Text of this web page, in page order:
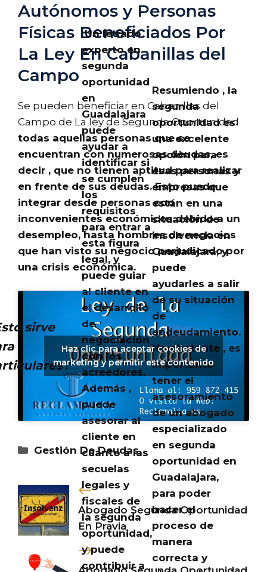
Autónomos y Personas
Físicas Beneficiados Por
La Ley En Cabanillas del
Campo
Se pueden beneficiar en Cabanillas del
Campo de La ley de Segunda Oportunidad
todas aquellas personas que se
encuentran con numerosas deudas, es
decir , que no tienen aptitud para realizar
en frente de sus deudas. Esto puede
integrar desde personas con
inconvenientes económicos debido a un
desempleo, hasta hombres de negocios
que han visto su negocio perjudicado por
una crisis económica.
sirve
Un letrado
experto en
segunda
oportunidad
en
Guadalajara
puede
ayudar a
identificar si
se cumplen
los
requisitos
para entrar a
esta figura
legal, y
puede guiar
al cliente en
el desarrollo
de
negociación
con los
acreedores.
Además ,
puede
asesorar al
cliente en
cuanto a las
secuelas
legales y
fiscales de
la segunda
oportunidad,
y puede
contribuir a
Resumiendo , la
segunda
oportunidad es
una excelente
opción para
esas personas y
empresas que
están en una
situación de
insolvencia en
Guadalajara, y
puede
ayudarles a salir
de su situación
de
endeudamiento.
No obstante , es
importante
tener el
asesoramiento
de un abogado
especializado
en segunda
oportunidad en
Guadalajara,
para poder
hacer el
proceso de
manera
correcta y
Haz clic para aceptar cookies de
marketing y permitir este contenido
Categorías
Gestión De Deudas
Abogado Segunda Oportunidad
En Pravia